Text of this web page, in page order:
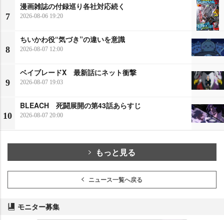
7
漫画雑誌の付録巡り各社対応続く
2026-08-06 19:20
8
ちいかわ役“気づき”の違いを意識
2026-08-07 12:00
9
ベイブレードX 最新話にネット衝撃
2026-08-07 19:03
10
BLEACH 死闘展開の第43話あらすじ
2026-08-07 20:00
もっと見る
ニュース一覧へ戻る
モニター募集